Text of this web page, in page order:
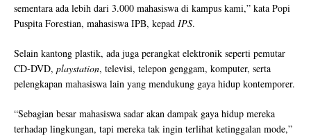
sementara ada lebih dari 3.000 mahasiswa di kampus kami,” kata Popi
Puspita Forestian, mahasiswa IPB, kepad IPS.
Selain kantong plastik, ada juga perangkat elektronik seperti pemutar
CD-DVD, playstation, televisi, telepon genggam, komputer, serta
pelengkapan mahasiswa lain yang mendukung gaya hidup kontemporer.
“Sebagian besar mahasiswa sadar akan dampak gaya hidup mereka
terhadap lingkungan, tapi mereka tak ingin terlihat ketinggalan mode,”